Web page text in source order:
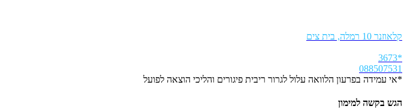
קלאוזנר 10 רמלה, בית צים
*3673
088507531
*אי עמידה בפרעון הלוואה עלול לגרור ריבית פיגורים והליכי הוצאה לפועל
הגש בקשה למימון